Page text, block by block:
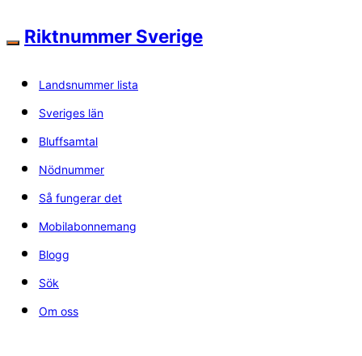
Riktnummer Sverige
Landsnummer lista
Sveriges län
Bluffsamtal
Nödnummer
Så fungerar det
Mobilabonnemang
Blogg
Sök
Om oss